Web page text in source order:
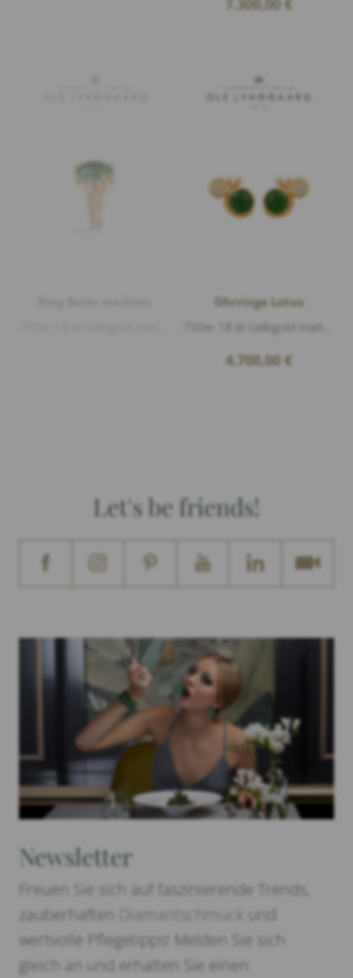
7.300,00 €
Ohrringe Lotus
4.700,00 €
Let's be friends!
Newsletter
Freuen Sie sich auf faszinierende Trends,
zauberhaften
Diamantschmuck
und
wertvolle Pflegetipps! Melden Sie sich
gleich an und erhalten Sie einen